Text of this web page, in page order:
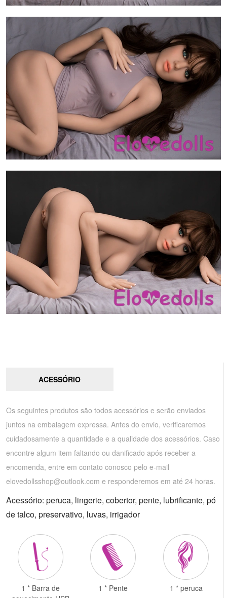
ACESSÓRIO
Os seguintes produtos são todos acessórios e serão enviados
juntos na embalagem expressa. Antes do envio, verificaremos
cuidadosamente a quantidade e a qualidade dos acessórios. Caso
encontre algum item faltando ou danificado após receber a
encomenda, entre em contato conosco pelo e-mail
elovedollsshop@outlook.com e responderemos em até 24 horas.
Acessório: peruca, lingerie, cobertor, pente, lubrificante, pó
de talco, preservativo, luvas, irrigador
1 * Barra de
1 * Pente 1 * peruca